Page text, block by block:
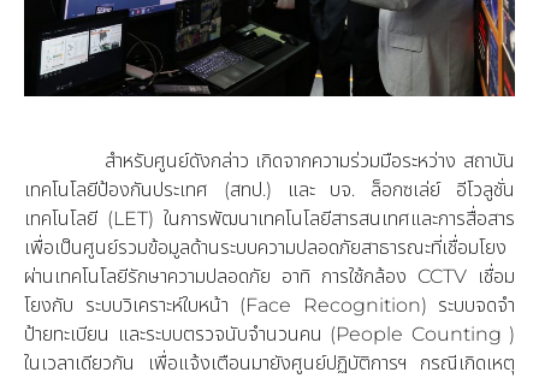
สำหรับศูนย์ดังกล่าว เกิดจากความร่วมมือระหว่าง สถาบัน
เทคโนโลยีป้องกันประเทศ (สทป.) และ บจ. ล็อกซเล่ย์ อีโวลูชั่น
เทคโนโลยี (LET) ในการพัฒนาเทคโนโลยีสารสนเทศและการสื่อสาร
เพื่อเป็นศูนย์รวมข้อมูลด้านระบบความปลอดภัยสาธารณะที่เชื่อมโยง
ผ่านเทคโนโลยีรักษาความปลอดภัย อาทิ การใช้กล้อง CCTV เชื่อม
โยงกับ ระบบวิเคราะห์ใบหน้า (Face Recognition) ระบบจดจำ
ป้ายทะเบียน และระบบตรวจนับจำนวนคน (People Counting )
ในเวลาเดียวกัน เพื่อแจ้งเตือนมายังศูนย์ปฏิบัติการฯ กรณีเกิดเหตุ